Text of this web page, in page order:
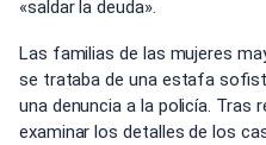
«saldar la deuda».
Las familias de las mujeres
se trataba de una estafa
una denuncia a la policía. Tras
examinar los detalles de los